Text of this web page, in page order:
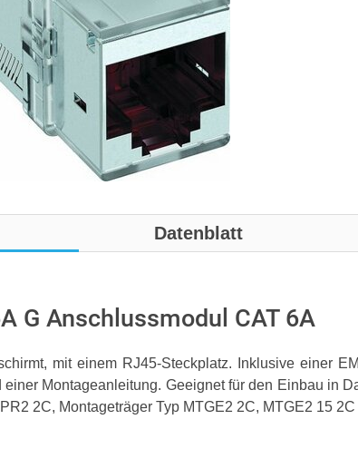
Datenblatt
G Anschlussmodul CAT 6A
mit einem RJ45-Steckplatz. Inklusive einer
Montageanleitung. Geeignet für den Einbau in
2C, Montageträger Typ MTGE2 2C, MTGE2 15